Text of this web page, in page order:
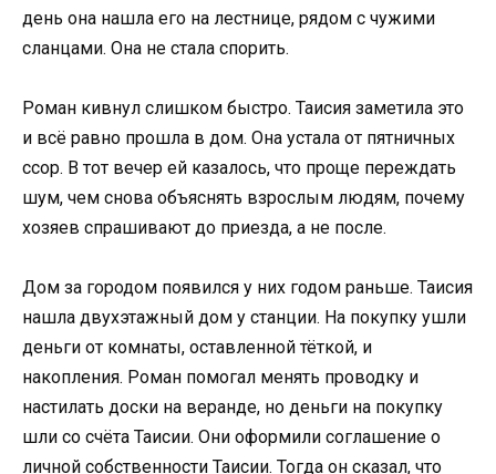
день она нашла его на лестнице, рядом с чужими
сланцами. Она не стала спорить.
Роман кивнул слишком быстро. Таисия заметила это
и всё равно прошла в дом. Она устала от пятничных
ссор. В тот вечер ей казалось, что проще переждать
шум, чем снова объяснять взрослым людям, почему
хозяев спрашивают до приезда, а не после.
Дом за городом появился у них годом раньше. Таисия
нашла двухэтажный дом у станции. На покупку ушли
деньги от комнаты, оставленной тёткой, и
накопления. Роман помогал менять проводку и
настилать доски на веранде, но деньги на покупку
шли со счёта Таисии. Они оформили соглашение о
личной собственности Таисии. Тогда он сказал, что